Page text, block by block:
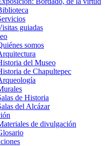
guiadas
somos
del Museo
de Chapultepec
de Historia
del Alcázar
de divulgación